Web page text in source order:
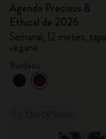
Agenda Precious &
Ethical de 2026
Semanal, 12 meses, tapa
vegana